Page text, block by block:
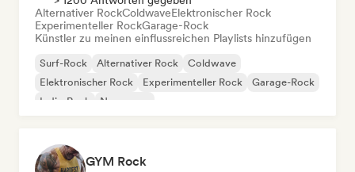
Alternativer RockColdwaveElektronischer Rock
Experimenteller RockGarage-Rock
Künstler zu meinen einflussreichen Playlists hinzufügen
Surf-Rock Alternativer Rock
Coldwave
Elektronischer Rock
Experimenteller Rock
Garage-Rock
Indie-Rock
New wave
GYM Rock